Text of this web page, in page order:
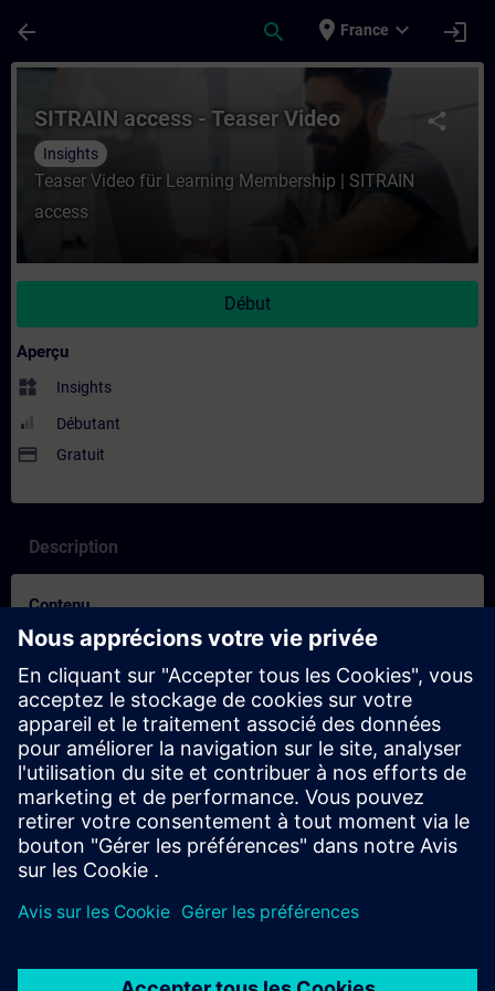
arrow_back search place France expand_more login
Cours - SITRAIN access - Teaser Video
share
SITRAIN access - Teaser Video
Insights
Teaser Video für Learning Membership | SITRAIN
access
Début
Aperçu
widgets Insights
Débutant
payment Gratuit
Description
Contenu
Was ist Learning Membership | SITRAIN access?
SITRAIN access ist mehr als nur eine Videoplattform. Die
Lernplattform vermittelt Wissen durch modulare Wissens-
Nuggets wie Tutorials, Screencasts, Präsentationen, Übungen
und Tests.